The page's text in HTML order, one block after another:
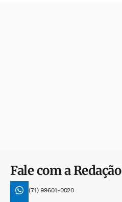
Fale com a Redação
(71) 99601-0020